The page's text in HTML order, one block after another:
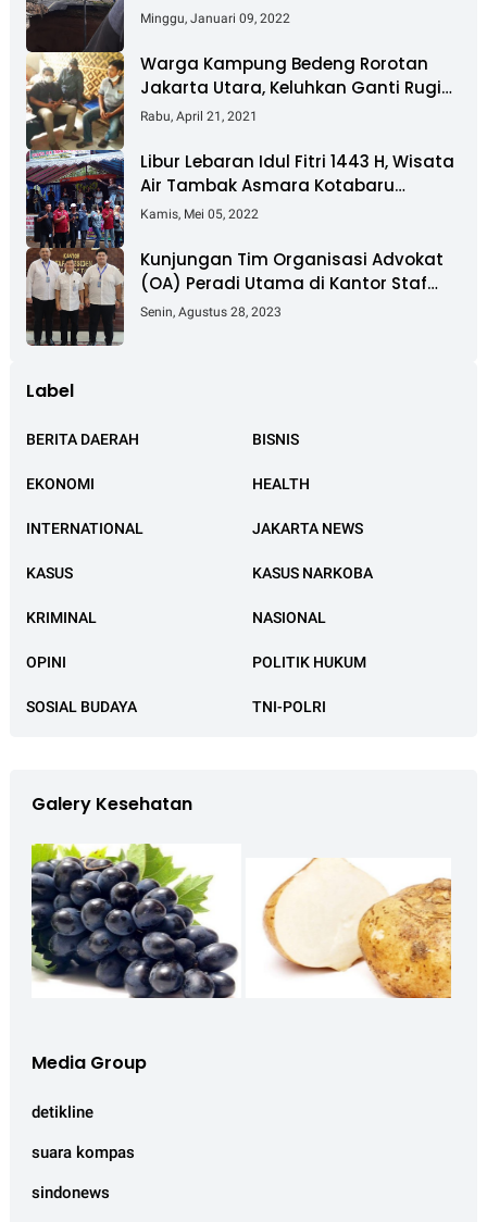
Nyaris Putus
Minggu, Januari 09, 2022
Warga Kampung Bedeng Rorotan
Jakarta Utara, Keluhkan Ganti Rugi
Pembebasan Lahan Tol Cibitung -
Rabu, April 21, 2021
Libur Lebaran Idul Fitri 1443 H, Wisata
Air Tambak Asmara Kotabaru
Dipadati Ribuan Pengunjung
Kamis, Mei 05, 2022
Kunjungan Tim Organisasi Advokat
(OA) Peradi Utama di Kantor Staf
Kepresidenan RI Istana Negara
Senin, Agustus 28, 2023
Label
BERITA DAERAH BISNIS
EKONOMI HEALTH
INTERNATIONAL JAKARTA NEWS
KASUS KASUS NARKOBA
KRIMINAL NASIONAL
OPINI POLITIK HUKUM
SOSIAL BUDAYA TNI-POLRI
Galery Kesehatan
Media Group
detikline
suara kompas
sindonews